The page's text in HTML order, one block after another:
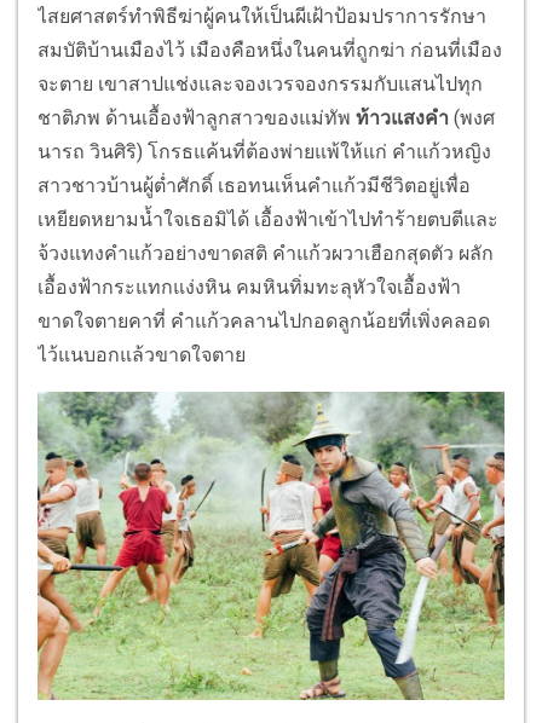
ไสยศาสตร์ทำพิธีฆ่าผู้คนให้เป็นผีเฝ้าป้อมปราการรักษา
สมบัติบ้านเมืองไว้ เมืองคือหนึ่งในคนที่ถูกฆ่า ก่อนที่เมือง
จะตาย เขาสาปแช่งและจองเวรจองกรรมกับแสนไปทุก
ชาติภพ ด้านเอื้องฟ้าลูกสาวของแม่ทัพ ท้าวแสงคำ (พงศ
นารถ วินศิริ) โกรธแค้นที่ต้องพ่ายแพ้ให้แก่ คำแก้วหญิง
สาวชาวบ้านผู้ต่ำศักดิ์ เธอทนเห็นคำแก้วมีชีวิตอยู่เพื่อ
เหยียดหยามน้ำใจเธอมิได้ เอื้องฟ้าเข้าไปทำร้ายตบตีและ
จ้วงแทงคำแก้วอย่างขาดสติ คำแก้วผวาเฮือกสุดตัว ผลัก
เอื้องฟ้ากระแทกแง่งหิน คมหินทิ่มทะลุหัวใจเอื้องฟ้า
ขาดใจตายคาที่ คำแก้วคลานไปกอดลูกน้อยที่เพิ่งคลอด
ไว้แนบอกแล้วขาดใจตาย